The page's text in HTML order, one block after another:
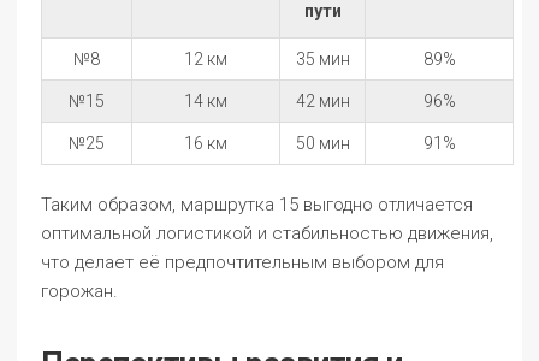
пути
№8 12 км 35 мин 89%
№15 14 км 42 мин 96%
№25 16 км 50 мин 91%
Таким образом, маршрутка 15 выгодно отличается
оптимальной логистикой и стабильностью движения,
что делает её предпочтительным выбором для
горожан.